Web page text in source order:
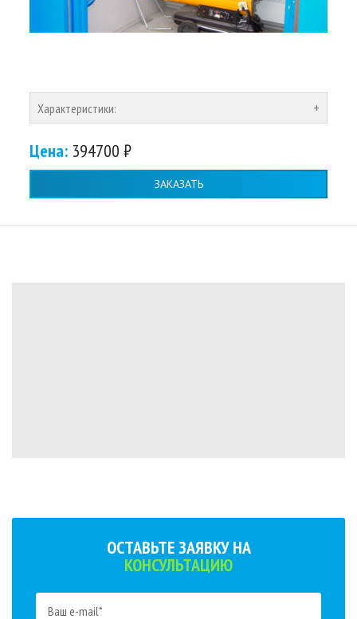
Характеристики:
Цена: 394700 ₽
ЗАКАЗАТЬ
ОСТАВЬТЕ ЗАЯВКУ НА
КОНСУЛЬТАЦИЮ